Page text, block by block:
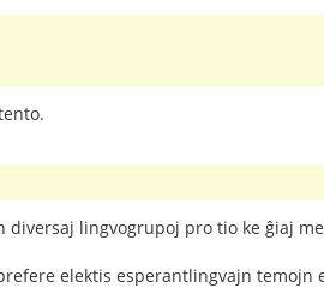
diversaj lingvogrupoj pro tio ke ĝiaj
elektis esperantlingvajn temojn